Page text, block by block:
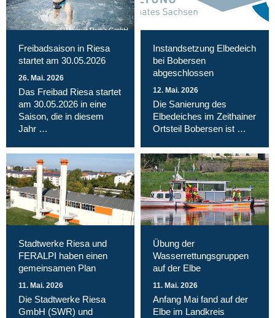
Magnet Riesa GmbH
Freibadsaison in Riesa
startet am 30.05.2026
26. Mai. 2026
Das Freibad Riesa startet
am 30.05.2026 in eine
Saison, die in diesem
Jahr …
Instandsetzung Elbedeich
bei Bobersen
abgeschlossen
12. Mai. 2026
Die Sanierung des
Elbedeiches im Zeithainer
Ortsteil Bobersen ist …
Stadtwerke Riesa und
FERALPI haben einen
gemeinsamen Plan
11. Mai. 2026
Die Stadtwerke Riesa
GmbH (SWR) und
Übung der
Wasserrettungsgruppen
auf der Elbe
11. Mai. 2026
Anfang Mai fand auf der
Elbe im Landkreis